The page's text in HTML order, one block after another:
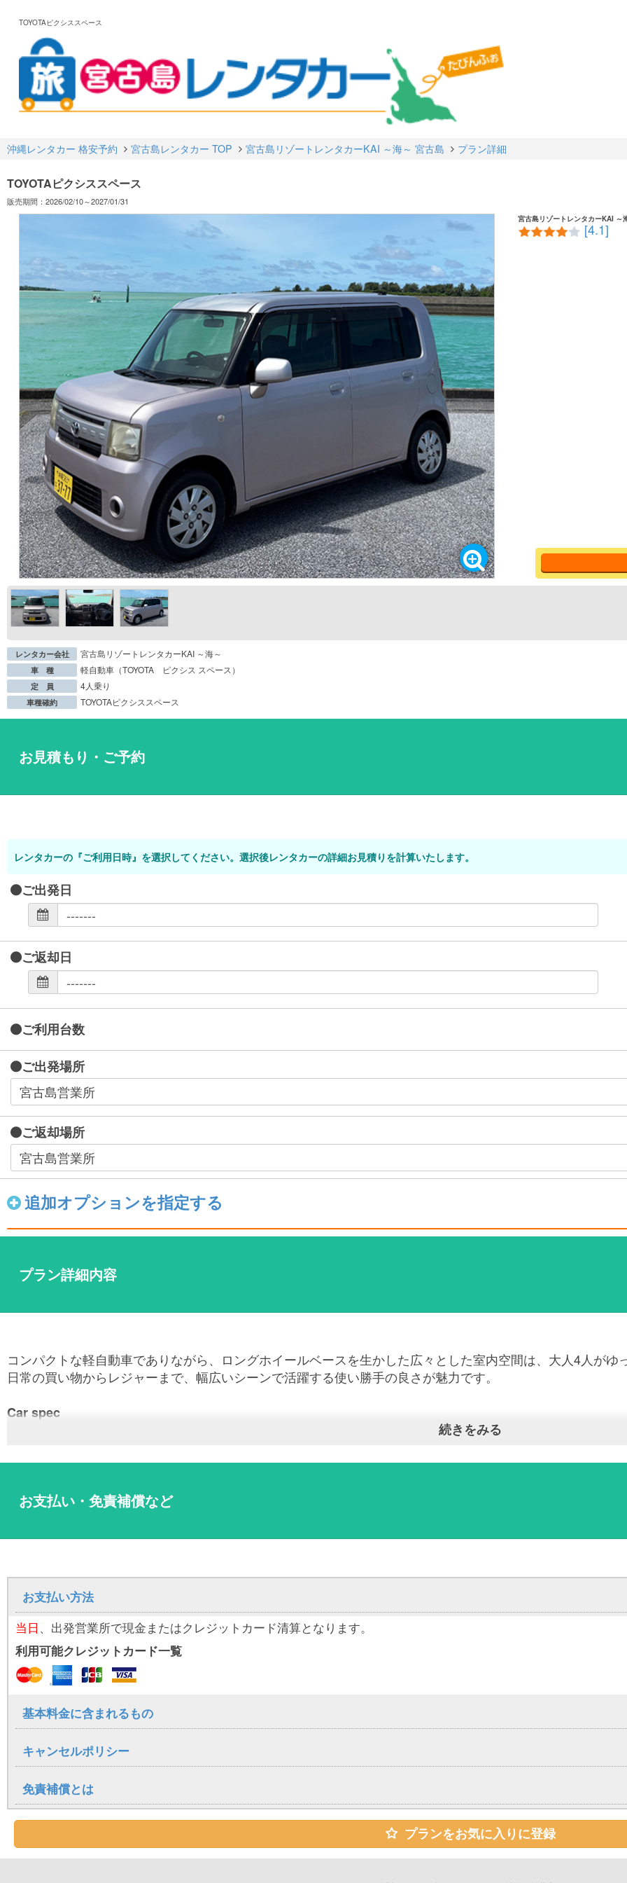
TOYOTAピクシススペース
沖縄レンタカー 格安予約 宮古島レンタカー TOP 宮古島リゾートレンタカーKAI ～海～ 宮古島 プラン詳細
TOYOTAピクシススペース
販売期間：2026/02/10～2027/01/31
宮古島リゾートレンタカーKAI ～
[4.1]
レンタカー会社 宮古島リゾートレンタカーKAI ～海～
車 種 軽自動車（TOYOTA ピクシス スペース）
定 員 4人乗り
車種確約 TOYOTAピクシススペース
お見積もり・ご予約
レンタカーの『ご利用日時』を選択してください。選択後レンタカーの詳細お見積りを計算いたします。
ご出発日
ご返却日
ご利用台数
ご出発場所
ご返却場所
追加オプションを指定する
プラン詳細内容
コンパクトな軽自動車でありながら、ロングホイールベースを生かした広々とした室内空間は、大人4人がゆ
日常の買い物からレジャーまで、幅広いシーンで活躍する使い勝手の良さが魅力です。
Car spec
車体カラー
ピンク
AT/MT
AT車
ハンドル
右ハンドル
車体サイズ
約3,395 x 1,475 x 1,735(mm)
送迎についてご希望のお客様には、 、各ホテルへの
下地島空港
、その他エリアへの送迎サービスについても、お気軽にお問い合わせください。
続きをみる
お支払い・免責補償など
お支払い方法
当日 、出発営業所で現金またはクレジットカード清算となります。
利用可能クレジットカード一覧
基本料金に含まれるもの
キャンセルポリシー
免責補償とは
プランをお気に入りに登録